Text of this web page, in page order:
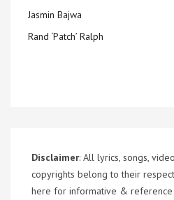
Jasmin Bajwa
Rand ‘Patch’ Ralph
Disclaimer: All lyrics, songs,
copyrights belong to their
here for informative & reference